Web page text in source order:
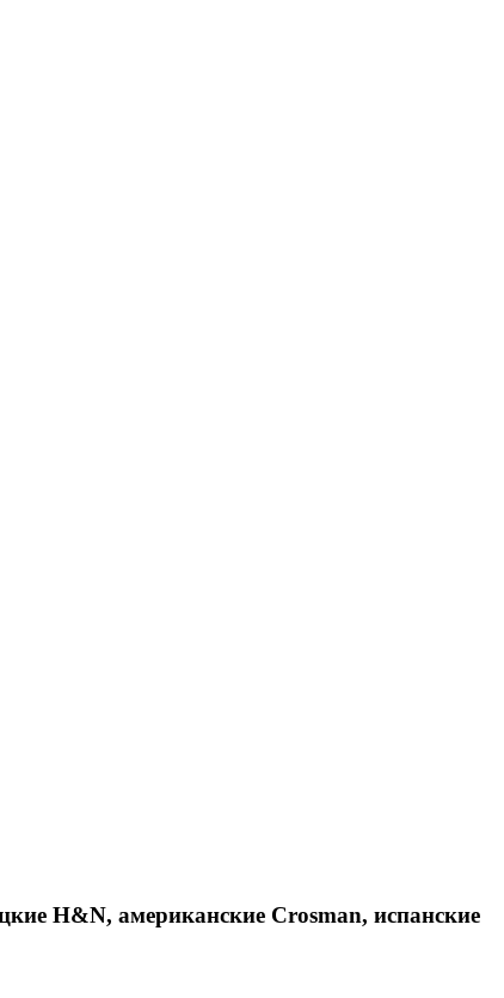
H&N, американские Crosman, испанские